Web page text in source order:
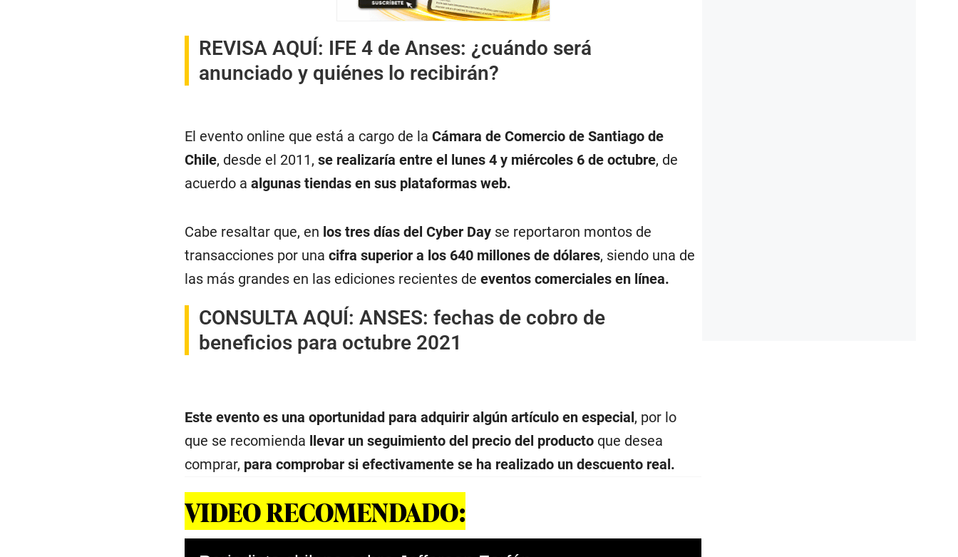
REVISA AQUÍ: IFE 4 de Anses: ¿cuándo será
anunciado y quiénes lo recibirán?
El evento online que está a cargo de la Cámara de Comercio de Santiago de
Chile, desde el 2011, se realizaría entre el lunes 4 y miércoles 6 de octubre, de
acuerdo a algunas tiendas en sus plataformas web.
Cabe resaltar que, en los tres días del Cyber Dayse reportaron montos de
transacciones por una cifra superior a los 640 millones de dólares, siendo una de
las más grandes en las ediciones recientes de eventos comerciales en línea.
CONSULTA AQUÍ: ANSES: fechas de cobro de
beneficios para octubre 2021
Este evento es una oportunidad para adquirir algún artículo en especial, por lo
que se recomienda llevar un seguimiento del precio del producto que desea
comprar, para comprobar si efectivamente se ha realizado un descuento real.
VIDEO RECOMENDADO: